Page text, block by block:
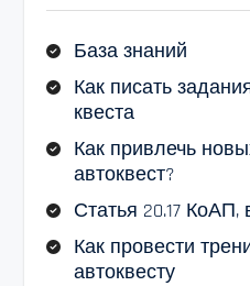
База знаний
Как писать
квеста
Как привлечь
автоквест?
Статья 20.17
Как провести
автоквесту